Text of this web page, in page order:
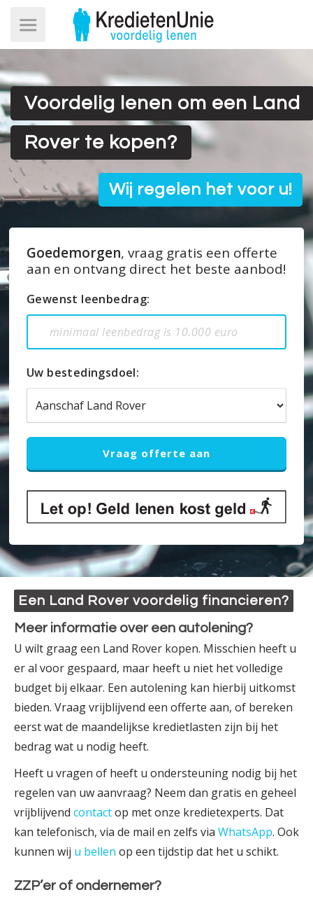
Voordelig lenen om een Land
Rover te kopen?
Wij regelen het voor u!
Goedemorgen, vraag gratis een offerte
aan en ontvang direct het beste aanbod!
Gewenst leenbedrag:
Uw bestedingsdoel:
Een Land Rover voordelig financieren?
Meer informatie over een autolening?
U wilt graag een Land Rover kopen. Misschien heeft u
er al voor gespaard, maar heeft u niet het volledige
budget bij elkaar. Een autolening kan hierbij uitkomst
bieden. Vraag vrijblijvend een offerte aan, of bereken
eerst wat de maandelijkse krediet­lasten zijn bij het
bedrag wat u nodig heeft.
Heeft u vragen of heeft u ondersteuning nodig bij het
regelen van uw aanvraag? Neem dan gratis en geheel
vrijblijvend contactop met onze krediet­experts. Dat
kan telefonisch, via de mail en zelfs via WhatsApp. Ook
kunnen wij u bellen op een tijdstip dat het u schikt.
ZZP’er of ondernemer?